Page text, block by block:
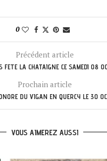
0
Précédent article
FETE LA CHATAIGNE CE SAMEDI 08
Prochain article
DU VIGAN EN QUERCY LE 30
VOUS AIMEREZ AUSSI